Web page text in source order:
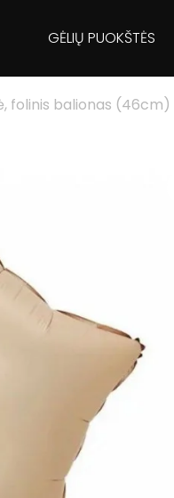
GĖLIŲ PUOKŠTĖS
folinis balionas (46cm)